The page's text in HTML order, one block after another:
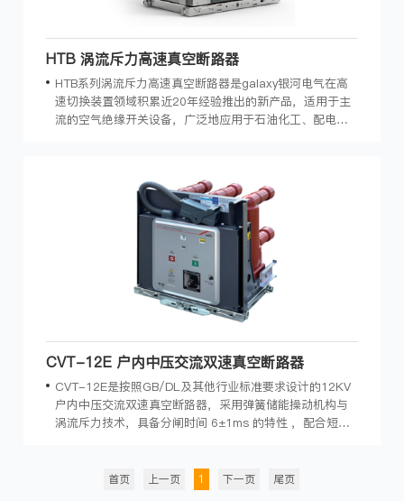
HTB 涡流斥力高速真空断路器
HTB系列涡流斥力高速真空断路器是galaxy银河电气在高
速切换装置领域积累近20年经验推出的新产品，适用于主
流的空气绝缘开关设备，广泛地应用于石油化工、配电系
CVT-12E 户内中压交流双速真空断路器
CVT-12E是按照GB/DL及其他行业标准要求设计的12KV
户内中压交流双速真空断路器，采用弹簧储能操动机构与
涡流斥力技术，具备分闸时间 6±1ms 的特性 ，配合短路
首页 上一页 1 下一页 尾页